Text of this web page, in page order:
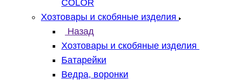
COLOR
Хозтовары и скобяные изделия
Назад
Хозтовары и скобяные изделия
Батарейки
Ведра, воронки